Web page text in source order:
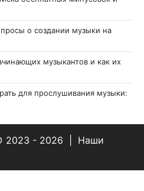
о создании музыки на
музыкантов и как их
для прослушивания музыки:
2023 - 2026 | Наши